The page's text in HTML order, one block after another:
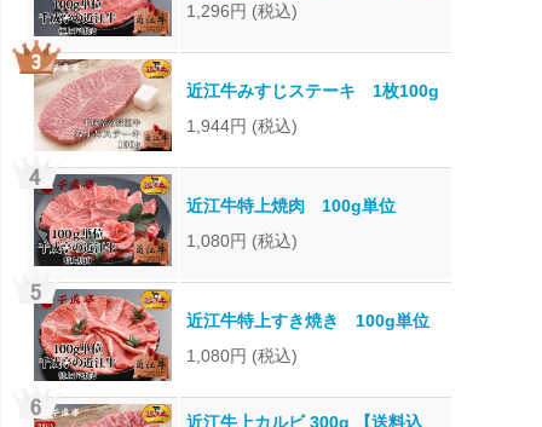
1,296円 (税込)
近江牛みすじステーキ 1枚100g
1,944円 (税込)
近江牛特上焼肉 100g単位
1,080円 (税込)
近江牛特上すき焼き 100g単位
1,080円 (税込)
近江牛上カルビ 300g 【送料込